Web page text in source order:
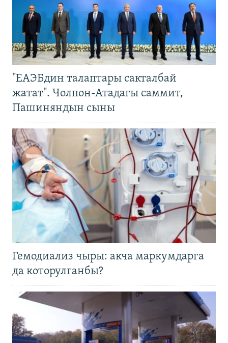
"ЕАЭБдин талаптары сакталбай
жатат". Чолпон-Атадагы саммит,
Пашиняндын сыны
Гемодиализ чыры: акча маркумдарга
да которулганбы?